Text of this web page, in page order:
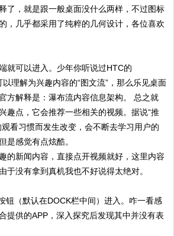
了，就是跟一般桌面没什么两样，不过图标
，几乎都采用了纯粹的几何设计，各位喜欢
就可以进入。少年你听说过HTC的
理解为兴趣内容的“图文流”，那么乐见桌面
方解释是：瀑布流内容信息架构。 总之就
趣点，它会推荐一些相关的视频。据说“推
看习惯而发生改变，会不断去学习用户的
是感觉有点炫酷。
的新闻内容，直接点开视频就好，这里内容
于没有拿到真机我也不好说得太绝对。
钮（默认在DOCK栏中间）进入。咋一看感
提供的APP，深入探究后发现其中并没有表